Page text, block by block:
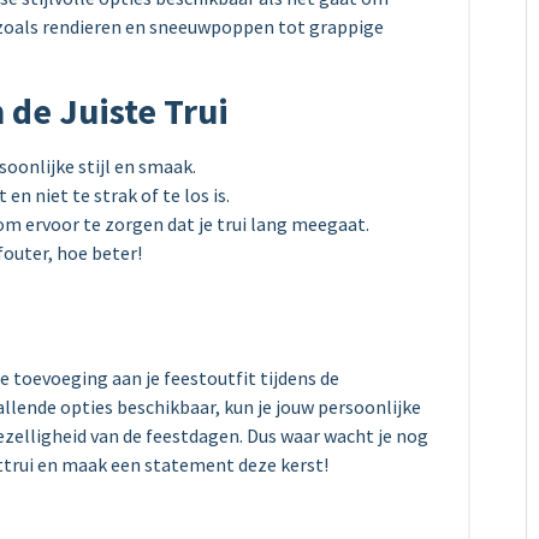
rendieren en sneeuwpoppen tot grappige
de Juiste Trui
stijl en smaak.
niet te strak of te los is.
ervoor te zorgen dat je trui lang meegaat.
hoe beter!
toevoeging aan je feestoutfit tijdens de
opties beschikbaar, kun je jouw persoonlijke
van de feestdagen. Dus waar wacht je nog
en maak een statement deze kerst!